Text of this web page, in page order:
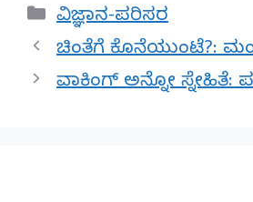
Categories
ವಿಜ್ಞಾನ-ಪರಿಸರ
ಚಿಂತೆಗೆ ಕೊನೆಯುಂಟೆ?:
ವಾಕಿಂಗ್ ಅನ್ನೋ ಸ್ನೇಹಿತೆ: